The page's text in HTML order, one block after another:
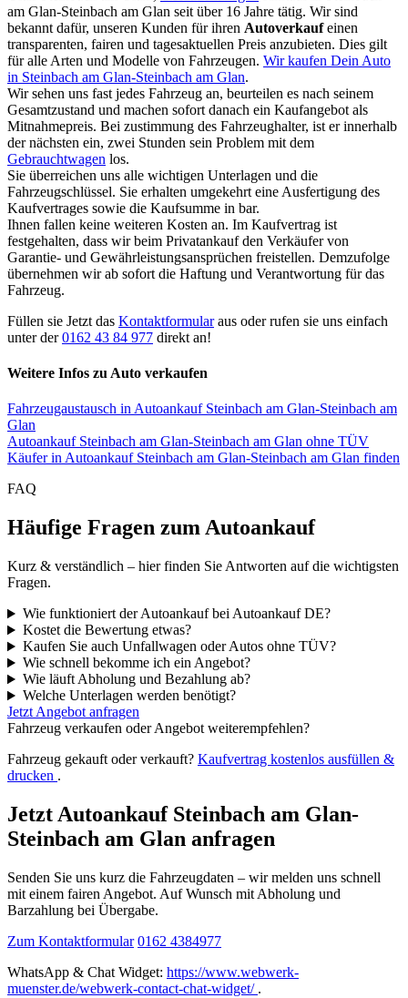
am Glan-Steinbach am Glan seit über 16 Jahre tätig. Wir sind
bekannt dafür, unseren Kunden für ihren Autoverkaufeinen
transparenten, fairen und tagesaktuellen Preis anzubieten. Dies gilt
für alle Arten und Modelle von Fahrzeugen. Wir kaufen Dein Auto
in Steinbach am Glan-Steinbach am Glan.
Wir sehen uns fast jedes Fahrzeug an, beurteilen es nach seinem
Gesamtzustand und machen sofort danach ein Kaufangebot als
Mitnahmepreis. Bei zustimmung des Fahrzeughalter, ist er innerhalb
der nächsten ein, zwei Stunden sein Problem mit dem
Gebrauchtwagen los.
Sie überreichen uns alle wichtigen Unterlagen und die
Fahrzeugschlüssel. Sie erhalten umgekehrt eine Ausfertigung des
Kaufvertrages sowie die Kaufsumme in bar.
Ihnen fallen keine weiteren Kosten an. Im Kaufvertrag ist
festgehalten, dass wir beim Privatankauf den Verkäufer von
Garantie- und Gewährleistungsansprüchen freistellen. Demzufolge
übernehmen wir ab sofort die Haftung und Verantwortung für das
Fahrzeug.
Füllen sie Jetzt das Kontaktformularaus oder rufen sie uns einfach
unter der0162 43 84 977 direkt an!
Weitere Infos zu Auto verkaufen
Fahrzeugaustausch in Autoankauf Steinbach am Glan-Steinbach am
Glan
Autoankauf Steinbach am Glan-Steinbach am Glan ohne TÜV
Käufer in Autoankauf Steinbach am Glan-Steinbach am Glan finden
FAQ
Häufige Fragen zum Autoankauf
Kurz & verständlich – hier finden Sie Antworten auf die wichtigsten
Fragen.
Wie funktioniert der Autoankauf bei Autoankauf DE?
Kostet die Bewertung etwas?
Kaufen Sie auch Unfallwagen oder Autos ohne TÜV?
Wie schnell bekomme ich ein Angebot?
Wie läuft Abholung und Bezahlung ab?
Welche Unterlagen werden benötigt?
Jetzt Angebot anfragen
Fahrzeug verkaufen oder Angebot weiterempfehlen?
Fahrzeug gekauft oder verkauft? Kaufvertrag kostenlos ausfüllen &
drucken .
Jetzt Autoankauf Steinbach am Glan-
Steinbach am Glan anfragen
Senden Sie uns kurz die Fahrzeugdaten – wir melden uns schnell
mit einem fairen Angebot. Auf Wunsch mit Abholung und
Barzahlung bei Übergabe.
Zum Kontaktformular 0162 4384977
WhatsApp & Chat Widget: https://www.webwerk-
muenster.de/webwerk-contact-chat-widget/ .